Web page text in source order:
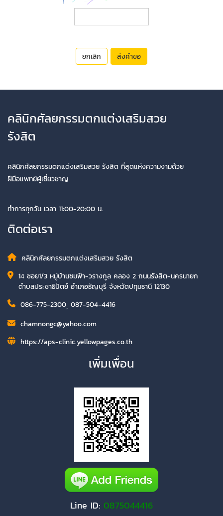
ยกเลิก ส่งคำขอ
คลินิกศัลยกรรมตกแต่งเสริมสวย
รังสิต
คลินิกศัลยกรรมตกแต่งเสริมสวย รังสิต ที่สุดแห่งความงามด้วย
ฝีมือแพทย์ผู้เชี่ยวชาญ
ทำการทุกวัน เวลา 11:00-20:00 น.
ติดต่อเรา
คลินิกศัลยกรรมตกแต่งเสริมสวย รังสิต
14 ซอย1/3 หมู่บ้านชมฟ้า-วรางกูล คลอง 2 ถนนรังสิต-นครนายก
ตำบลประชาธิปัตย์ อำเภอธัญบุรี จังหวัดปทุมธานี 12130
086-775-2300, 087-504-4416
chamnongc@yahoo.com
https://aps-clinic.yellowpages.co.th
เพิ่มเพื่อน
Line ID: 0875044416